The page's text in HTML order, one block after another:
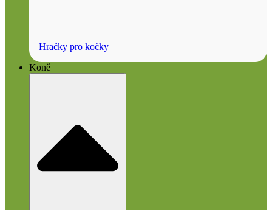
Hračky pro kočky
Koně